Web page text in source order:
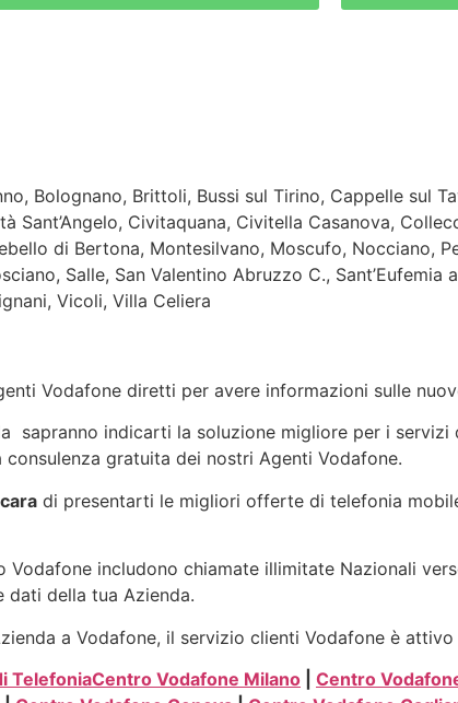
Bolognano, Brittoli, Bussi sul Tirino, Cappelle sul
Sant’Angelo, Civitaquana, Civitella Casanova,
di Bertona, Montesilvano, Moscufo, Nocciano,
Salle, San Valentino Abruzzo C.,
Vicoli, Villa Celiera
Vodafone diretti per avere informazioni sulle
sapranno indicarti la soluzione migliore per i servizi
gratuita dei nostri Agenti Vodafone.
di presentarti le migliori offerte di telefonia
Vodafone includono chiamate illimitate Nazionali
della tua Azienda.
a Vodafone, il servizio clienti Vodafone è
TelefoniaCentro Vodafone Milano Centro